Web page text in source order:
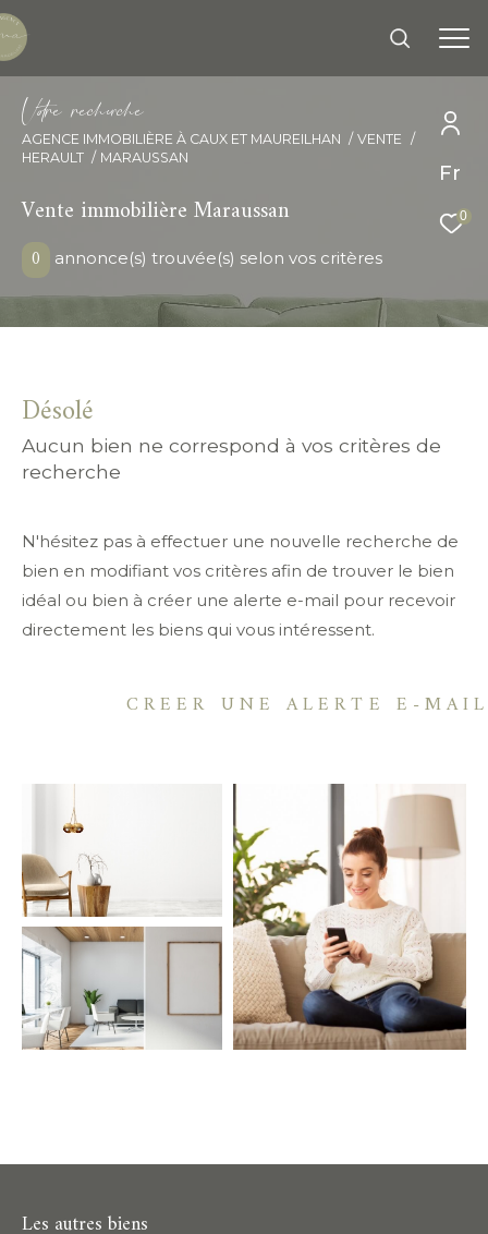
Fr
0
Vore recece
AGENCE IMMOBILIÈRE À CAUX ET MAUREILHAN
VENTE
HERAULT
MARAUSSAN
Vente immobilière Maraussan
0 annonce(s) trouvée(s) selon vos critères
Désolé
Aucun bien ne correspond à vos critères de
recherche
N'hésitez pas à effectuer une nouvelle recherche de
bien en modifiant vos critères afin de trouver le bien
idéal ou bien à créer une alerte e-mail pour recevoir
directement les biens qui vous intéressent.
CREER UNE ALERTE E-
Les autres biens
et trouver le bien qui correspond à vos
Type d'offre
Type de bien
Sélectionner
Pièces
0 1 2 3 4
Surface
AFFINER LES CRITÈRES
Parking Terrasse Piscine
FILTRER PAR
RECHERCHER